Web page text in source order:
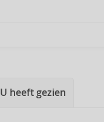
U heeft gezien